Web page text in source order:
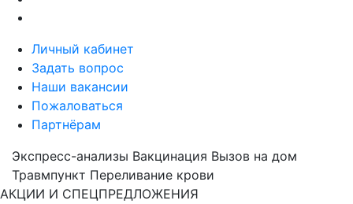
Личный кабинет
Задать вопрос
Наши вакансии
Пожаловаться
Партнёрам
Экспресс-анализы Вакцинация Вызов на дом
Травмпункт Переливание крови
АКЦИИ И СПЕЦПРЕДЛОЖЕНИЯ